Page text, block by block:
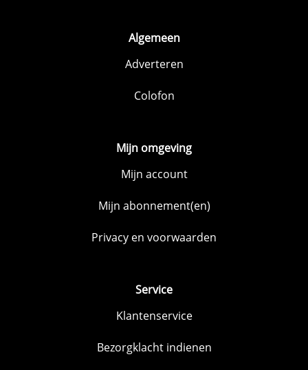
Algemeen
Adverteren
Colofon
Mijn omgeving
Mijn account
Mijn abonnement(en)
Privacy en voorwaarden
Service
Klantenservice
Bezorgklacht indienen